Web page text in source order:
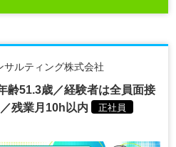
サルティング株式会社
齢51.3歳／経験者は全員面接
残業月10h以内
正社員